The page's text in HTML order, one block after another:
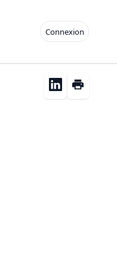
Connexion